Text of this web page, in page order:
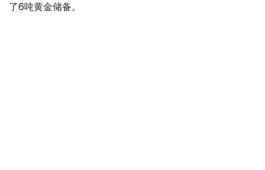
了6吨黄金储备。